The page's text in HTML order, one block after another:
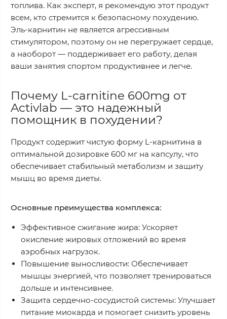
топлива. Как эксперт, я рекомендую этот продукт
всем, кто стремится к безопасному похудению.
Эль-карнитин не является агрессивным
стимулятором, поэтому он не перегружает сердце,
а наоборот — поддерживает его работу, делая
ваши занятия спортом продуктивнее и легче.
Почему L-carnitine 600mg от
Activlab — это надежный
помощник в похудении?
Продукт содержит чистую форму L-карнитина в
оптимальной дозировке 600 мг на капсулу, что
обеспечивает стабильный метаболизм и защиту
мышц во время диеты.
Основные преимущества комплекса:
Эффективное сжигание жира: Ускоряет
окисление жировых отложений во время
аэробных нагрузок.
Повышение выносливости: Обеспечивает
мышцы энергией, что позволяет тренироваться
дольше и интенсивнее.
Защита сердечно-сосудистой системы: Улучшает
питание миокарда и помогает снизить уровень